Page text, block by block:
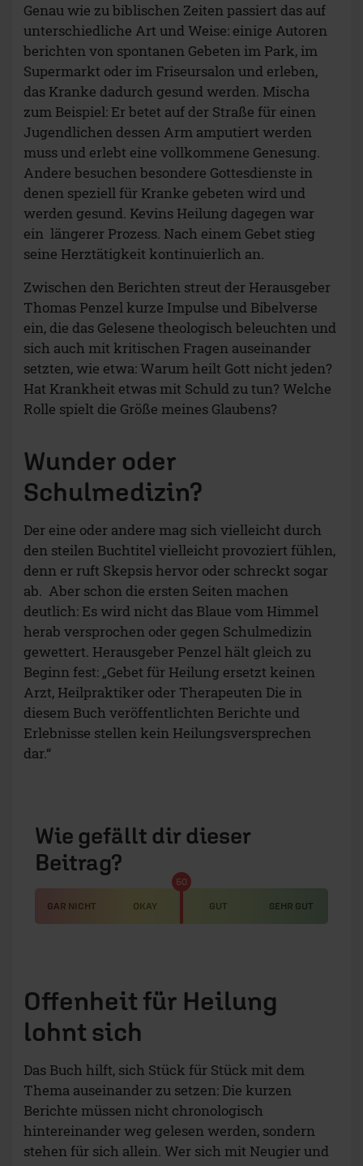
Genau wie zu biblischen Zeiten passiert das auf
unterschiedliche Art und Weise: einige Autoren
berichten von spontanen Gebeten im Park, im
Supermarkt oder im Friseursalon und erleben,
das Kranke dadurch gesund werden. Mischa
zum Beispiel: Er betet auf der Straße für einen
Jugendlichen dessen Arm amputiert werden
muss und erlebt eine vollkommene Genesung.
Andere besuchen besondere Gottesdienste in
denen speziell für Kranke gebeten wird und
werden gesund. Kevins Heilung dagegen war
ein längerer Prozess. Nach einem Gebet stieg
seine Herztätigkeit kontinuierlich an.
Zwischen den Berichten streut der Herausgeber
Thomas Penzel kurze Impulse und Bibelverse
ein, die das Gelesene theologisch beleuchten und
sich auch mit kritischen Fragen auseinander
setzten, wie etwa: Warum heilt Gott nicht jeden?
Hat Krankheit etwas mit Schuld zu tun? Welche
Rolle spielt die Größe meines Glaubens?
Wunder oder
Schulmedizin?
Der eine oder andere mag sich vielleicht durch
den steilen Buchtitel vielleicht provoziert fühlen,
denn er ruft Skepsis hervor oder schreckt sogar
ab. Aber schon die ersten Seiten machen
deutlich: Es wird nicht das Blaue vom Himmel
herab versprochen oder gegen Schulmedizin
gewettert. Herausgeber Penzel hält gleich zu
Beginn fest: „Gebet für Heilung ersetzt keinen
Arzt, Heilpraktiker oder Therapeuten Die in
diesem Buch veröffentlichten Berichte und
Erlebnisse stellen kein Heilungsversprechen
dar.“
Wie gefällt dir dieser
Beitrag?
GAR NICHT OKAY GUT SEHR GUT
50
Offenheit für Heilung
lohnt sich
Das Buch hilft, sich Stück für Stück mit dem
Thema auseinander zu setzen: Die kurzen
Berichte müssen nicht chronologisch
hintereinander weg gelesen werden, sondern
stehen für sich allein. Wer sich mit Neugier und